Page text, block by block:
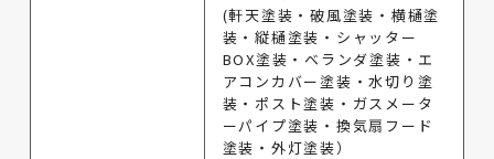
(軒天塗装・破風塗装・横樋塗
装・縦樋塗装・シャッター
BOX塗装・ベランダ塗装・エ
アコンカバー塗装・水切り塗
装・ポスト塗装・ガスメータ
ーパイプ塗装・換気扇フード
塗装・外灯塗装）